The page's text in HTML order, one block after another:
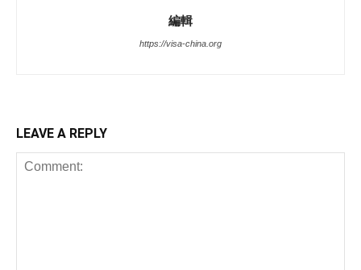
編輯
https://visa-china.org
LEAVE A REPLY